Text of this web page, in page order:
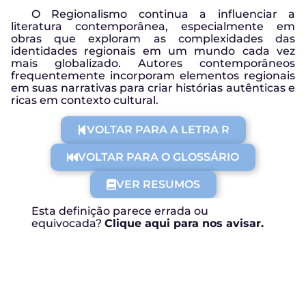
O Regionalismo continua a influenciar a
literatura contemporânea, especialmente em
obras que exploram as complexidades das
identidades regionais em um mundo cada vez
mais globalizado. Autores contemporâneos
frequentemente incorporam elementos regionais
em suas narrativas para criar histórias autênticas e
ricas em contexto cultural.
VOLTAR PARA A LETRA R
VOLTAR PARA O GLOSSÁRIO
VER RESUMOS
Esta definição parece errada ou
equivocada? Clique aqui para nos avisar.